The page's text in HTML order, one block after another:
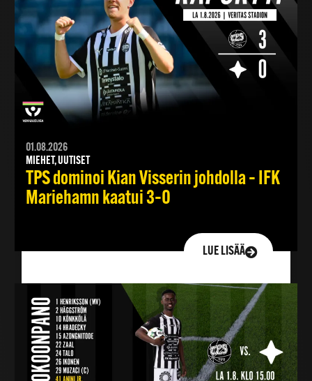
HIKIHAASTATTELU
01.08.2026
MIEHET, UUTISET
TPS dominoi Kian Visserin johdolla – IFK
Mariehamn kaatui 3–0
LUE LISÄÄ